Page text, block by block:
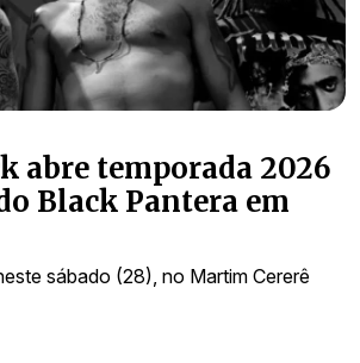
abre temporada 2026
Black Pantera em
sábado (28), no Martim Cererê